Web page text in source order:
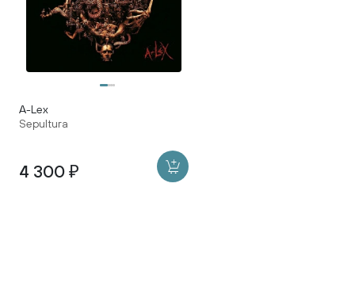
Sepultura
A-Lex
4 300 ₽